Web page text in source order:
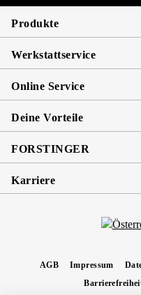
Produkte
Werkstattservice
Online Service
Deine Vorteile
FORSTINGER
Karriere
AGB Impressum